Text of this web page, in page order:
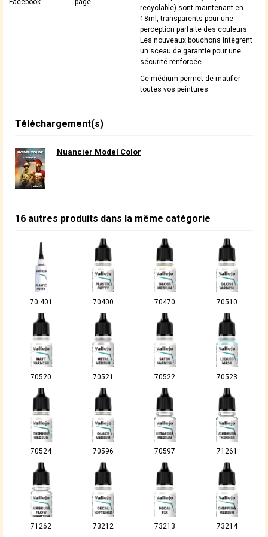
Facebook page
recyclable) sont maintenant en
18ml, transparents pour une
perception parfaite des couleurs.
Les nouveaux bouchons intègrent
un sceau de garantie pour une
sécurité renforcée.
Ce médium permet de matifier
toutes vos peintures.
Téléchargement(s)
Nuancier Model Color
16 autres produits dans la même catégorie
70.401 70400 70470 70510
70520 70521 70522 70523
70524 70596 70597 71261
71262 73212 73213 73214